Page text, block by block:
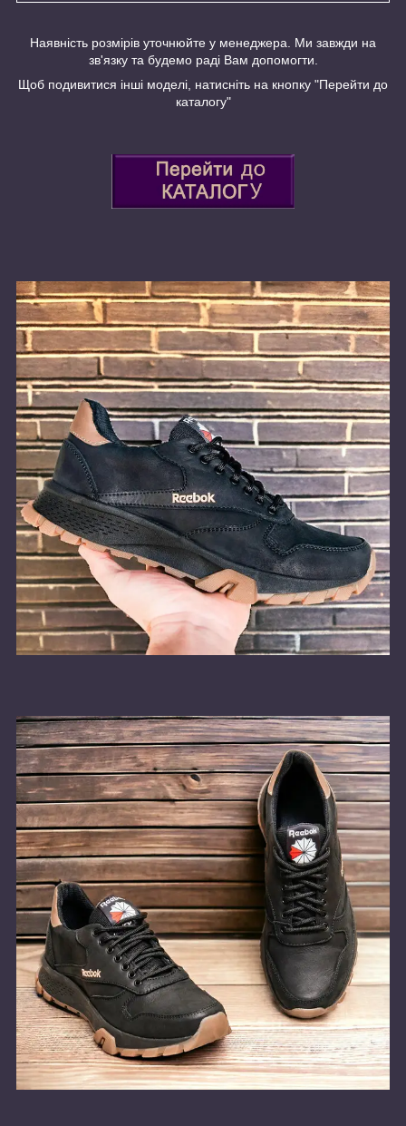
Наявність розмірів уточнюйте у менеджера. Ми завжди на
зв'язку та будемо раді Вам допомогти.
Щоб подивитися інші моделі, натисніть на кнопку "Перейти до
каталогу"